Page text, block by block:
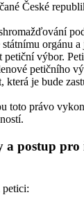
České
orgánu
petiční výbor.
petičního
která je bude
toto právo
postup pro
petici: